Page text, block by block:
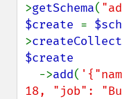
>getSchema(
$create =
>
$create
->add(
18, "job":